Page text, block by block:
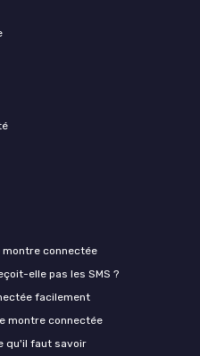
connectée
elle pas les SMS ?
facilement
montre connectée
qu'il faut savoir